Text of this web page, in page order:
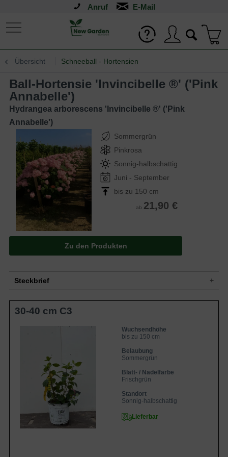
Anruf
Übersicht Schneeball - Hortensien
Ball-Hortensie 'Invincibelle ®' ('Pink
Annabelle')
Hydrangea arborescens 'Invincibelle ®' ('Pink
Annabelle')
Sommergrün
Pinkrosa
Sonnig-halbschattig
Juni - September
bis zu 150 cm
ab 21,90 €
Zu den Produkten
Steckbrief
Wuchs
Kleiner bis mittelgroßer Strauch, aufrecht,
breitbuschig, gut verzweigt, bis zu 150 cm
Sommergrün, eiförmig bis elliptisch, am
Ende zugespitzt, leicht gezahnter Rand,
frischgrün bis dunkelgrün, 6 bis 16 cm
lang
Frucht
Keine
Blüte
Pinkrosa, anfangs grün, in Schirmrispen,
ballförmig, reichblühend, bis zu 20 cm
groß
Blütezeit
Juni bis September
Rinde
Braun, Stiele grün
30-40 cm C3
Wuchsendhöhe
bis zu 150 cm
Belaubung
Sommergrün
Blatt- / Nadelfarbe
Frischgrün
Standort
Sonnig-halbschattig
Lieferbar